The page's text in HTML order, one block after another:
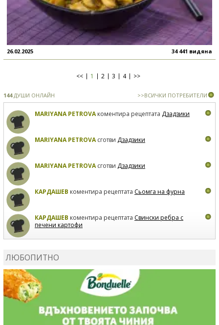
26.02.2025 34 441 видяна
<< 1 2 3 4 >>
144ДУШИ ОНЛАЙН >>ВСИЧКИ ПОТРЕБИТЕЛИ
MARIYANA PETROVAкоментира рецептата Дзадзики
MARIYANA PETROVAсготви Дзадзики
MARIYANA PETROVAсготви Дзадзики
КАРДАШЕВ коментира рецептата Сьомга на фурна
КАРДАШЕВ коментира рецептата Свински ребра с
печени картофи
MARINA_VITAкоментира рецептатаКиноа със
зеленчуци
ЛЮБОПИТНО